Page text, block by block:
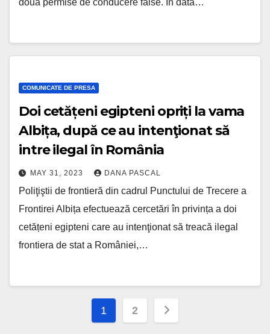
două permise de conducere false. În data…
COMUNICATE DE PRESA
Doi cetățeni egipteni opriți la vama
Albița, după ce au intenţionat să
intre ilegal în România
MAY 31, 2023 DANA PASCAL
Poliţiştii de frontieră din cadrul Punctului de Trecere a
Frontirei Albița efectuează cercetări în privința a doi
cetățeni egipteni care au intenţionat să treacă ilegal
frontiera de stat a României,…
Posts
1 2